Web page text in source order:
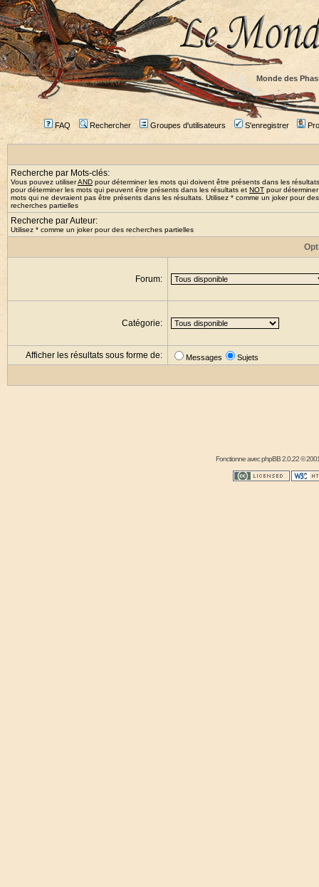
Monde des
FAQ Rechercher Groupes d'utilisateurs S'enregistrer
Recherche par Mots-clés:
Vous pouvez utiliserAND pour déterminer les mots qui doivent être présents dans les
pour déterminer les mots qui peuvent être présents dans les résultats et NOT pour
mots qui ne devraient pas être présents dans les résultats. Utilisez * comme un joker pour des
recherches partielles
Recherche par Auteur:
Utilisez * comme un joker pour des recherches partielles
Forum:
Catégorie:
Afficher les résultats sous forme de: Messages Sujets
Fonctionne avecphpBB2.0.22 ©